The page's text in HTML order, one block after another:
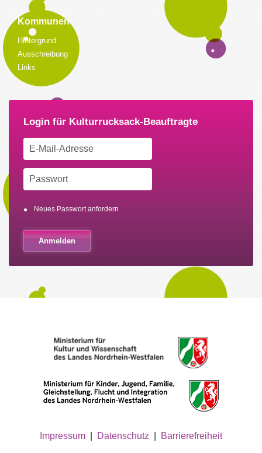
Kommunen
Hintergrund
Ausschreibung
Links
Neues Passwort anfordern
Impressum Datenschutz Barrierefreiheit